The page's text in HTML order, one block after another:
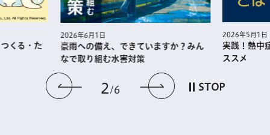
前のスライドを表示
2 6 次のスライドを
STOP
くる・た
2026年6月1日
豪雨への備え、できていますか？みん
なで取り組む水害対策
2026年5月1日
実践！熱中
ススメ